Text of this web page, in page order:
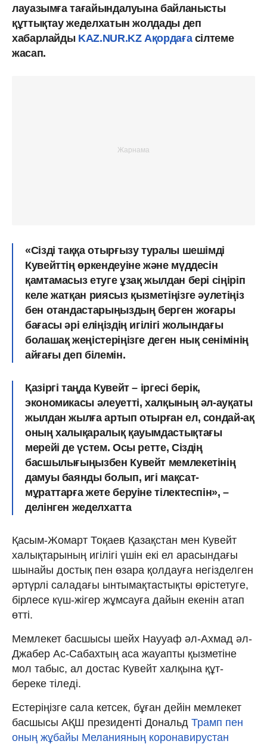
лауазымға тағайындалуына байланысты
құттықтау жеделхатын жолдады деп
хабарлайды KAZ.NUR.KZ Ақордағасілтеме
жасап.
«Сізді таққа отырғызу туралы шешімді
Кувейттің өркендеуіне және мүддесін
қамтамасыз етуге ұзақ жылдан бері сіңіріп
келе жатқан риясыз қызметіңізге әулетіңіз
бен отандастарыңыздың берген жоғары
бағасы әрі еліңіздің игілігі жолындағы
болашақ жеңістеріңізге деген нық сенімінің
айғағы деп білемін.
Қазіргі таңда Кувейт – іргесі берік,
экономикасы әлеуетті, халқының әл-ауқаты
жылдан жылға артып отырған ел, сондай-ақ
оның халықаралық қауымдастықтағы
мерейі де үстем. Осы ретте, Сіздің
басшылығыңызбен Кувейт мемлекетінің
дамуы баянды болып, игі мақсат-
мұраттарға жете беруіне тілектеспін», –
делінген жеделхатта
Қасым-Жомарт Тоқаев Қазақстан мен Кувейт
халықтарының игілігі үшін екі ел арасындағы
шынайы достық пен өзара қолдауға негізделген
әртүрлі саладағы ынтымақтастықты өрістетуге,
бірлесе күш-жігер жұмсауға дайын екенін атап
өтті.
Мемлекет басшысы шейх Наууаф әл-Ахмад әл-
Джабер Ас-Сабахтың аса жауапты қызметіне
мол табыс, ал достас Кувейт халқына құт-
береке тіледі.
Естеріңізге сала кетсек, бұған дейін мемлекет
басшысы АҚШ президенті Дональд Трамп пен
оның жұбайы Меланияның коронавирустан